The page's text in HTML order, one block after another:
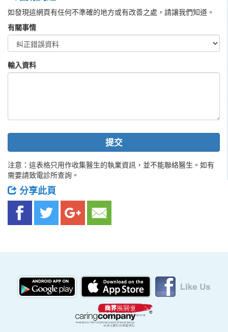
如發現這網頁有任何不準確的地方或有改善之處，請讓我們知道。
有關事情
輸入資料
提交
注意：這表格只用作收集醫生的執業資訊，並不能聯絡醫生。如有
需要請致電診所查詢。
分享此頁